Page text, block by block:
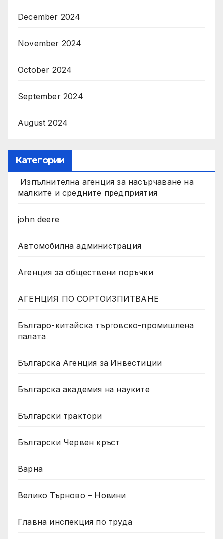
December 2024
November 2024
October 2024
September 2024
August 2024
Категории
Изпълнителна агенция за насърчаване на
малките и средните предприятия
john deere
Автомобилна администрация
Агенция за обществени поръчки
АГЕНЦИЯ ПО СОРТОИЗПИТВАНЕ
Българо-китайска търговско-промишлена
палата
Българска Агенция за Инвестиции
Българска академия на науките
Български трактори
Български Червен кръст
Варна
Велико Търново – Новини
Главна инспекция по труда